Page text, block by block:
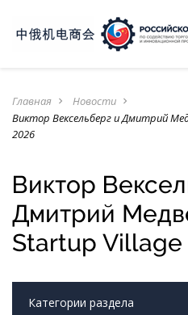
Главная navigate_next Новости navigate_next
Виктор Вексельберг и Дмитрий
2026
Виктор
Дмитрий
Startup Village
Категории раздела